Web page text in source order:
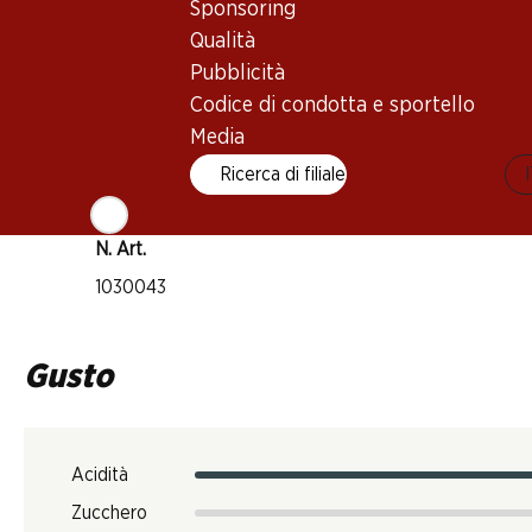
Sponsoring
Qualità
Pubblicità
Codice di condotta e sportello
Media
Ricerca di filiale
Maturità di beva
Temperatura di beva
Impronta di CO2
6.06 kg
N. Art.
1030043
Gusto
Acidità
Zucchero